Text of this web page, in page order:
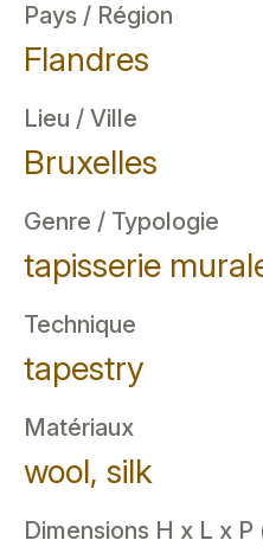
Pays / Région
Flandres
Lieu / Ville
Bruxelles
Genre / Typologie
tapisserie
Technique
tapestry
Matériaux
wool, silk
Dimensions H x L x P